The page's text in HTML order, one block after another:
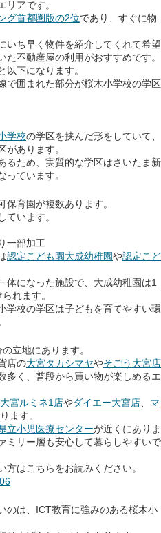
リアです。
グ首都圏版の2位であり、すぐに物
いち早く物件を紹介してくれて希望
不動産屋の利用がおすすめです。
下になります。
で囲まれた部分が桜木小学校の学区
学校の学区を挟んだ形をしていて、
あります。
るため、実質的な学区はさいたま新
ています。
育園が複数あります。
ています。
一部加工
認定こども園大成幼稚園や認定こど
体になった施設で、大成幼稚園は1
れます。
学校の学区は子どもを育てやすい環
立地にあります。
店の大宮タカシマヤやそごう大宮店
多く、普段から買い物が楽しめるエ
宮ルミネ1店やダイエー大宮店
マ
ます。
立小児医療センターが近くにありま
ミリー層も安心して暮らしやすいで
はこちらをお読みください。
のは、ICT教育に強みのある桜木小